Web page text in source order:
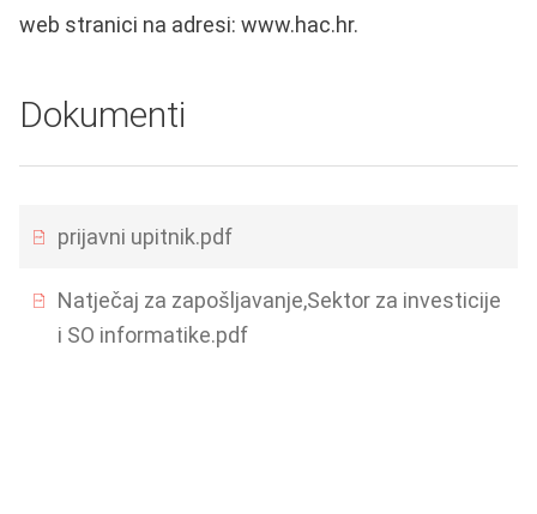
web stranici na adresi: www.hac.hr.
Dokumenti
prijavni upitnik.pdf
Natječaj za zapošljavanje,Sektor za investicije
i SO informatike.pdf